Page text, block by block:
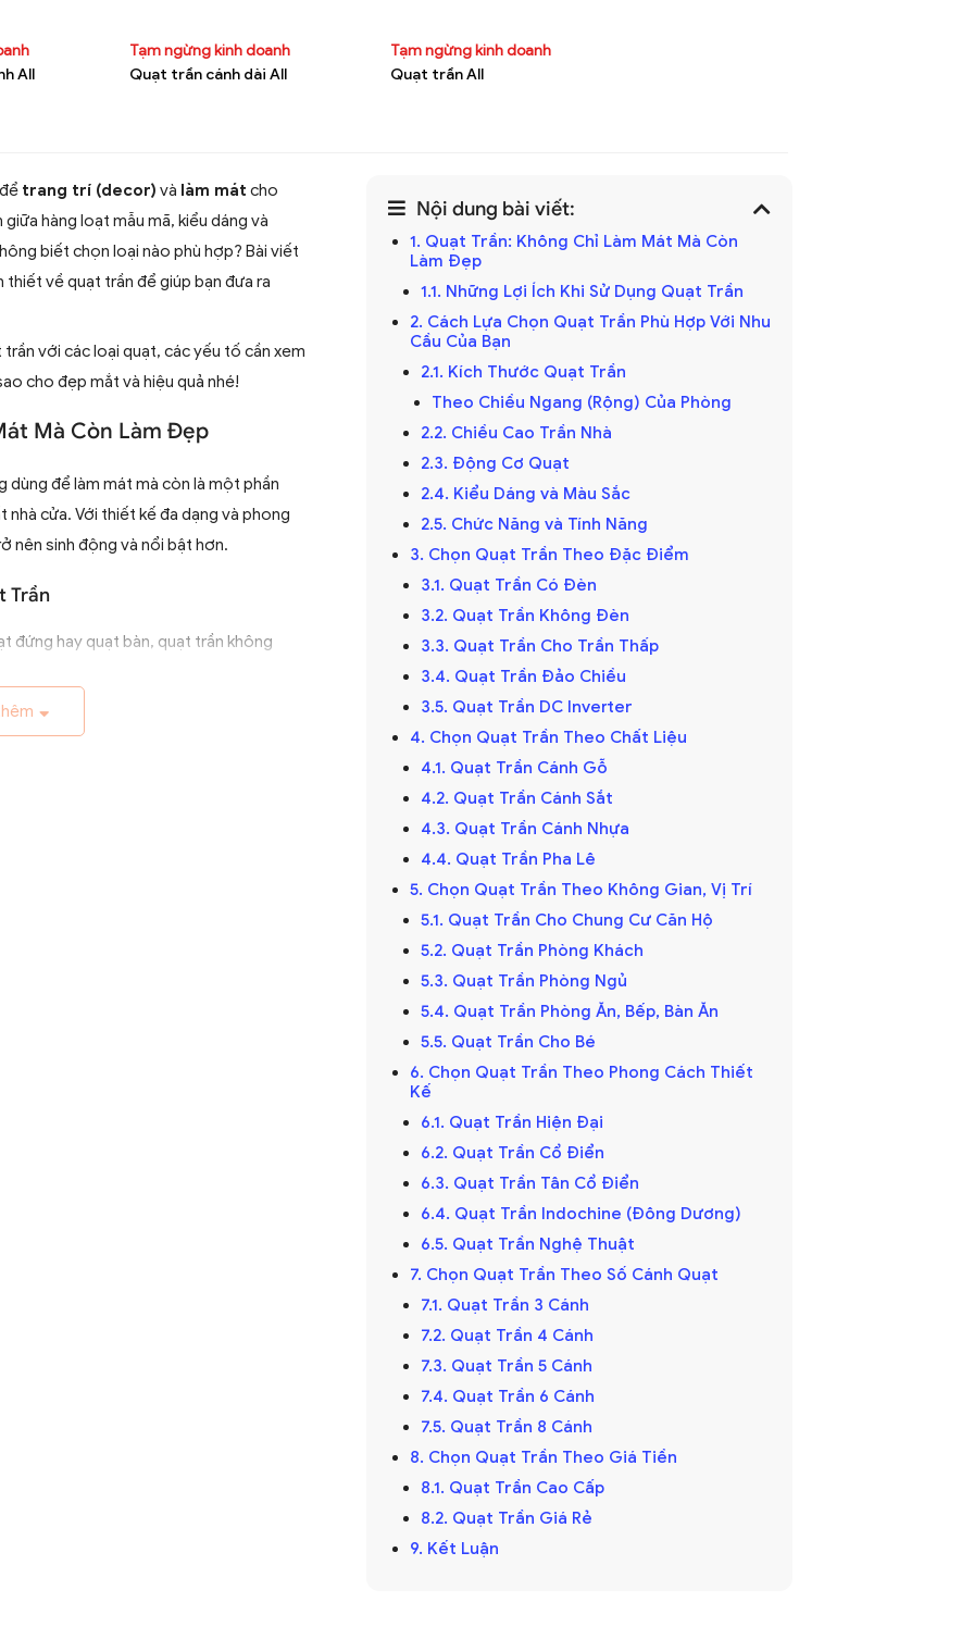
All
Tạm ngừng kinh doanh
Quạt trần cánh dài All
Tạm ngừng kinh doanh
Quạt trần All
trang trí (decor) và làm mát cho
hàng loạt mẫu mã, kiểu dáng và
biết chọn loại nào phù hợp? Bài viết
về quạt trần để giúp bạn đưa ra
với các loại quạt, các yếu tố cần xem
cho đẹp mắt và hiệu quả nhé!
Mà Còn Làm Đẹp
để làm mát mà còn là một phần
cửa. Với thiết kế đa dạng và phong
nên sinh động và nổi bật hơn.
Trần
đứng hay quạt bàn, quạt trần không
mát rộng và đều, quạt trần giúp không khí
Nội dung bài viết:
1. Quạt Trần: Không Chỉ Làm Mát Mà Còn
Làm Đẹp
1.1. Những Lợi Ích Khi Sử Dụng Quạt Trần
2. Cách Lựa Chọn Quạt Trần Phù Hợp Với Nhu
Cầu Của Bạn
2.1. Kích Thước Quạt Trần
Theo Chiều Ngang (Rộng) Của Phòng
2.2. Chiều Cao Trần Nhà
2.3. Động Cơ Quạt
2.4. Kiểu Dáng và Màu Sắc
2.5. Chức Năng và Tính Năng
3. Chọn Quạt Trần Theo Đặc Điểm
3.1. Quạt Trần Có Đèn
3.2. Quạt Trần Không Đèn
3.3. Quạt Trần Cho Trần Thấp
3.4. Quạt Trần Đảo Chiều
3.5. Quạt Trần DC Inverter
4. Chọn Quạt Trần Theo Chất Liệu
4.1. Quạt Trần Cánh Gỗ
4.2. Quạt Trần Cánh Sắt
4.3. Quạt Trần Cánh Nhựa
4.4. Quạt Trần Pha Lê
5. Chọn Quạt Trần Theo Không Gian, Vị Trí
5.1. Quạt Trần Cho Chung Cư Căn Hộ
5.2. Quạt Trần Phòng Khách
5.3. Quạt Trần Phòng Ngủ
5.4. Quạt Trần Phòng Ăn, Bếp, Bàn Ăn
5.5. Quạt Trần Cho Bé
6. Chọn Quạt Trần Theo Phong Cách Thiết
Kế
6.1. Quạt Trần Hiện Đại
6.2. Quạt Trần Cổ Điển
6.3. Quạt Trần Tân Cổ Điển
6.4. Quạt Trần Indochine (Đông Dương)
6.5. Quạt Trần Nghệ Thuật
7. Chọn Quạt Trần Theo Số Cánh Quạt
7.1. Quạt Trần 3 Cánh
7.2. Quạt Trần 4 Cánh
7.3. Quạt Trần 5 Cánh
7.4. Quạt Trần 6 Cánh
7.5. Quạt Trần 8 Cánh
8. Chọn Quạt Trần Theo Giá Tiền
8.1. Quạt Trần Cao Cấp
8.2. Quạt Trần Giá Rẻ
9. Kết Luận